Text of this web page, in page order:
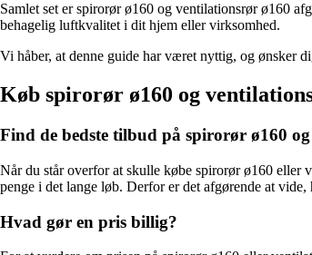
Samlet set er spirorør ø160 og ventilationsrør ø160
behagelig luftkvalitet i dit hjem eller virksomhed.
Vi håber, at denne guide har været nyttig, og ønsker
Køb spirorør ø160 og
Find de bedste tilbud på spirorør ø160
Når du står overfor at skulle købe spirorør ø160
penge i det lange løb. Derfor er det afgørende at
Hvad gør en pris billig?